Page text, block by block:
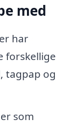
med
har
forskellige
tagpap og
som